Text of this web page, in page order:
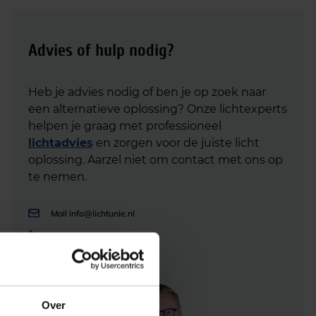
Over
Advies of hulp nodig?
Heb je advies nodig of ben je op zoek naar
een alternatieve oplossing? Onze lichtexperts
helpen je graag met professioneel
lichtadvies en zorgen voor de juiste licht
oplossing. Aarzel niet om contact met ons op
te nemen.
Mail info@lichtunie.nl
Bel+31(0)348 209 000
0348 – 20 90 00